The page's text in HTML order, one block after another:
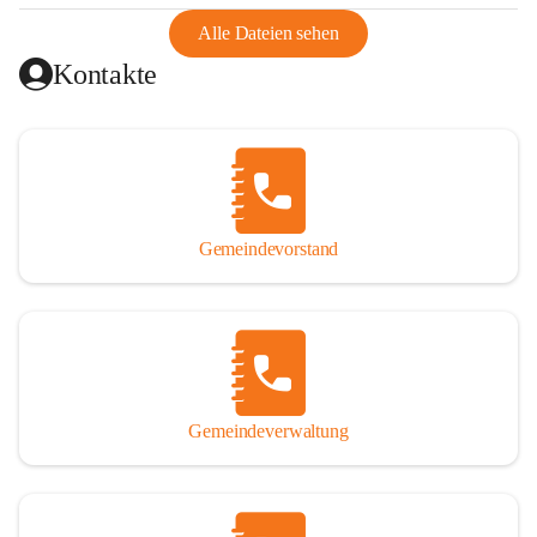
Aus diesem Grund war die Bevölkerung dazu gezwungen,
Schmuggel zu betreiben. Es kam oft zu nächtlichen
Überfällen und Schießereien. Erst mit dem Anschluss des
wirtschaftlich ging es bergauf. Dieser Aufschwung endete
1926. Es folgten Arbeitslosigkeit, Preissteigerung und
Unanbringlichkeit von Produkten. Daher wurde der
Anschluss an das Deutsche Reich begrüßt. Als der Zweite
Weltkrieg ausbrach, schwang die Stimmung um. Es starben
26 Männer an der Front, weitere 16 werden vermisst.
Von 1971 bis 1991 gehörte Wörterberg zur Gemeinde
Ollersdorf. Durch den Einsatz von mehreren Ortsansässigen
wurde Wörterberg 1991 wieder eine eigenständige
Die Gemeinde liegt im Südburgenland im Nordwesten des
Alle Dateien sehen
Kontakte
Gemeindevorstand
Gemeindeverwaltung